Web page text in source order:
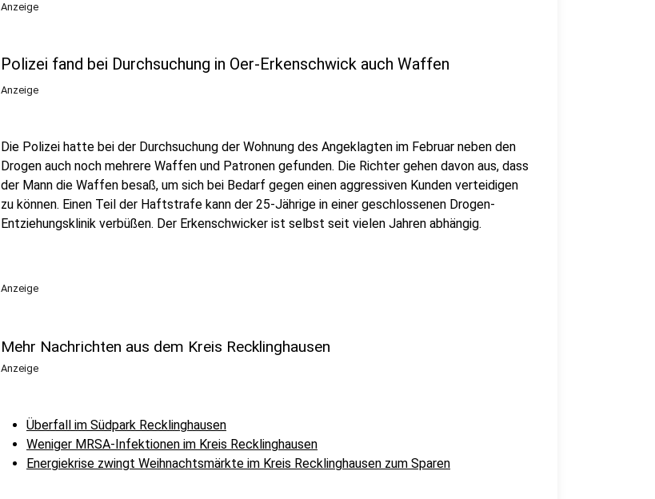
Anzeige
Polizei fand bei Durchsuchung in Oer-Erkenschwick auch Waffen
Anzeige
Die Polizei hatte bei der Durchsuchung der Wohnung des Angeklagten im Februar neben den
Drogen auch noch mehrere Waffen und Patronen gefunden. Die Richter gehen davon aus, dass
der Mann die Waffen besaß, um sich bei Bedarf gegen einen aggressiven Kunden verteidigen
zu können. Einen Teil der Haftstrafe kann der 25-Jährige in einer geschlossenen Drogen-
Entziehungsklinik verbüßen. Der Erkenschwicker ist selbst seit vielen Jahren abhängig.
Anzeige
Mehr Nachrichten aus dem Kreis Recklinghausen
Anzeige
Überfall im Südpark Recklinghausen
Weniger MRSA-Infektionen im Kreis Recklinghausen
Energiekrise zwingt Weihnachtsmärkte im Kreis Recklinghausen zum Sparen